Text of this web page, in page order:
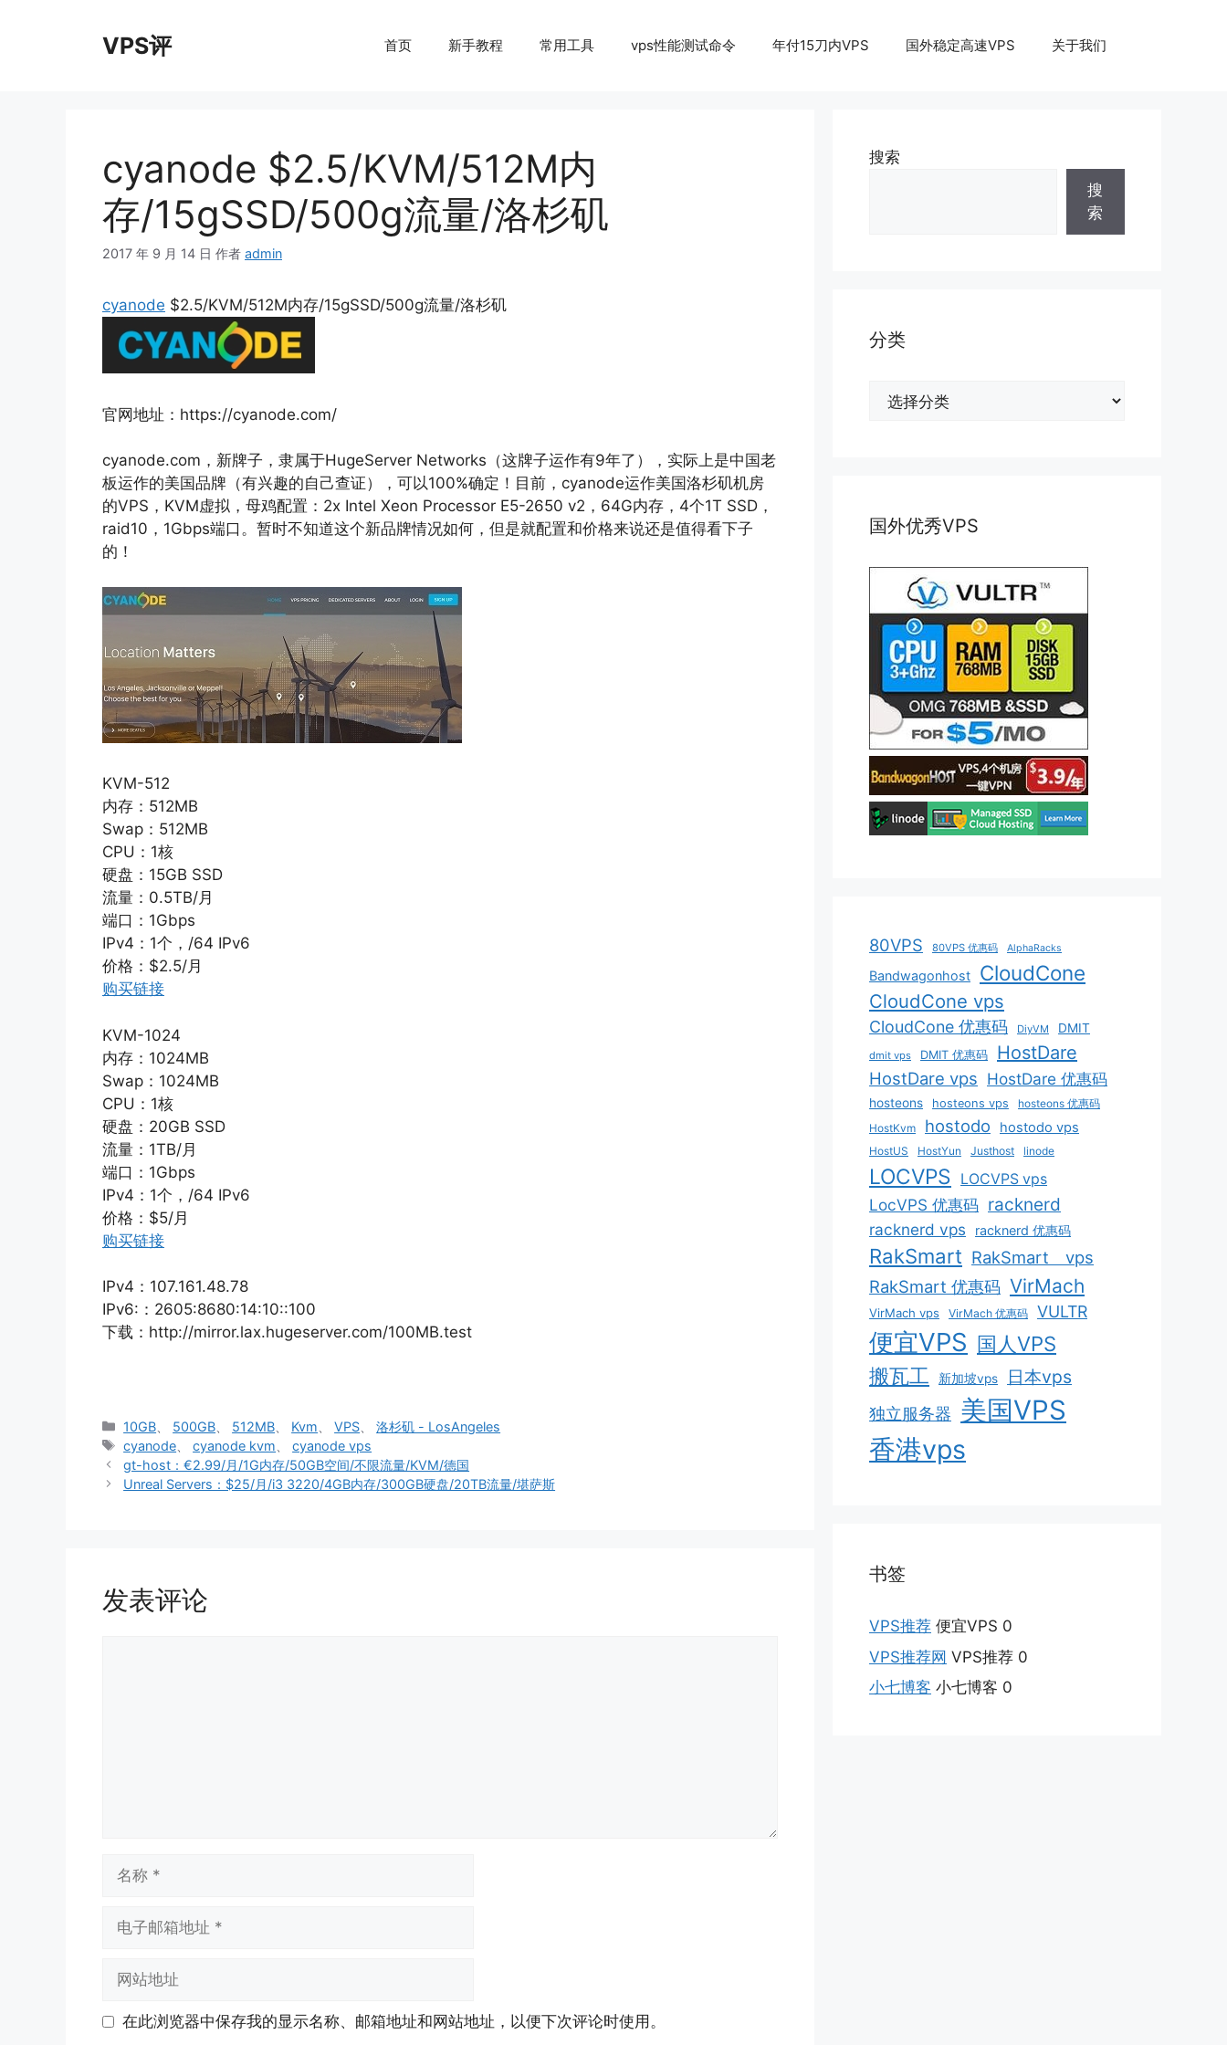
VPS评 首页 新手教程 常用工具 vps性能测试命令 年付15刀内VPS 国外稳定高速VPS 关于我们
cyanode $2.5/KVM/512M内
存/15gSSD/500g流量/洛杉矶
2017 年 9 月 14 日 作者 admin
cyanode $2.5/KVM/512M内存/15gSSD/500g流量/洛杉矶
官网地址：https://cyanode.com/
cyanode.com，新牌子，隶属于HugeServer Networks（这牌子运作有9年了），实际上是中国老
板运作的美国品牌（有兴趣的自己查证），可以100%确定！目前，cyanode运作美国洛杉矶机房
的VPS，KVM虚拟，母鸡配置：2x Intel Xeon Processor E5-2650 v2，64G内存，4个1T SSD，
raid10，1Gbps端口。暂时不知道这个新品牌情况如何，但是就配置和价格来说还是值得看下子
的！
KVM-512
内存：512MB
Swap：512MB
CPU：1核
硬盘：15GB SSD
流量：0.5TB/月
端口：1Gbps
IPv4：1个，/64 IPv6
价格：$2.5/月
购买链接
KVM-1024
内存：1024MB
Swap：1024MB
CPU：1核
硬盘：20GB SSD
流量：1TB/月
端口：1Gbps
IPv4：1个，/64 IPv6
价格：$5/月
购买链接
IPv4：107.161.48.78
IPv6:：2605:8680:14:10::100
下载：http://mirror.lax.hugeserver.com/100MB.test
分
类
10GB 500GB 512MB Kvm 、VPS 、洛杉矶 - LosAngeles
标
签
cyanode 、cyanode kvm 、cyanode vps
gt-host：€2.99/月/1G内存/50GB空间/不限流量/KVM/德国
Unreal Servers：$25/月/i3 3220/4GB内存/300GB硬盘/20TB流量/堪萨斯
发表评论
址
地 在此浏览器中保存我的显示名称、邮箱地址和网站地址，以便下次评论时使用。
搜索
搜
索
分类
国外优秀VPS
80VPS 80VPS 优惠码 AlphaRacks
Bandwagonhost CloudCone
CloudCone vps
CloudCone 优惠码 DiyVM DMIT
dmit vps DMIT 优惠码 HostDare
HostDare vps HostDare 优惠码
hosteons hosteons vps
hosteons 优惠码
HostKvm
hostodo hostodo vps
HostUS HostYun Justhost linode
LOCVPS LOCVPS vps
LocVPS 优惠码 racknerd
racknerd vps racknerd 优惠码
RakSmart RakSmart vps
RakSmart 优惠码 VirMach
VirMach vps VirMach 优惠码 VULTR
便宜VPS 国人VPS
搬瓦工
新加坡vps 日本vps
独立服务器 美国VPS
香港vps
书签
VPS推荐 便宜VPS 0
VPS推荐网 VPS推荐 0
小七博客 小七博客 0